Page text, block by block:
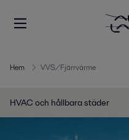
Hem VVS/Fjärrvärme
HVAC och hållbara städer